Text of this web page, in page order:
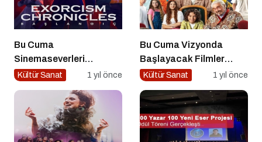
Bu Cuma
Sinemaseverleri
Bekleyen Yepyeni Filmler!
Kültür Sanat 1 yıl önce
Bu Cuma Vizyonda
Başlayacak Filmler
Açıklandı
Kültür Sanat 1 yıl önce